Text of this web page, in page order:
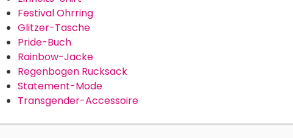
Festival Ohrring
Glitzer-Tasche
Pride-Buch
Rainbow-Jacke
Regenbogen Rucksack
Statement-Mode
Transgender-Accessoire